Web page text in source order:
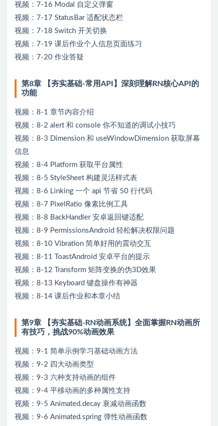
视频：7-16 Modal 自定义弹窗
视频：7-17 StatusBar 适配状态栏
视频：7-18 Switch 开关切换
视频：7-19 课后作业个人信息页面练习
视频：7-20 作业答疑
第8章 【夯实基础-常用API】深刻理解RN核心API的
功能
视频：8-1 章节内容介绍
视频：8-2 alert 和 console 你不知道的调试小技巧
视频：8-3 Dimension 和 useWindowDimension 获取屏幕
信息
视频：8-4 Platform 获取平台属性
视频：8-5 StyleSheet 构建灵活样式表
视频：8-6 Linking 一个 api 节省 50 行代码
视频：8-7 PixelRatio 像素比例工具
视频：8-8 BackHandler 安卓返回键适配
视频：8-9 PermissionsAndroid 轻松解决权限问题
视频：8-10 Vibration 简单好用的震动交互
视频：8-11 ToastAndroid 安卓平台的提示
视频：8-12 Transform 矩阵变换的伪3D效果
视频：8-13 Keyboard 键盘操作有神器
视频：8-14 课后作业和本章小结
第9章 【夯实基础-RN动画系统】全面掌握RN动画所
有技巧，挑战90%动画效果
视频：9-1 简单示例学习基础动画方法
视频：9-2 四大动画类型
视频：9-3 六种支持动画的组件
视频：9-4 平移动画的多种属性支持
视频：9-5 Animated.decay 衰减动画函数
视频：9-6 Animated.spring 弹性动画函数